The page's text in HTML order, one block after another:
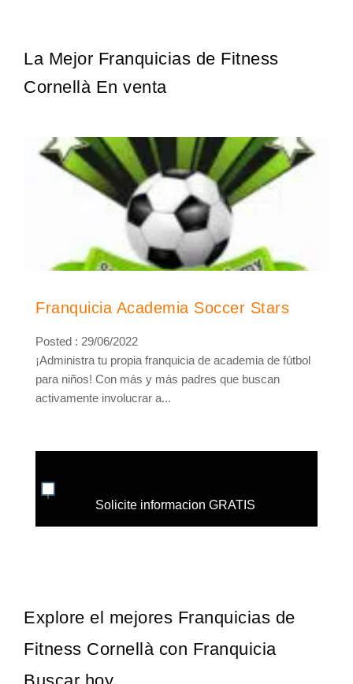
La Mejor Franquicias de Fitness
Cornellà En venta
Franquicia Academia Soccer Stars
Posted : 29/06/2022
¡Administra tu propia franquicia de academia de fútbol
para niños! Con más y más padres que buscan
activamente involucrar a...
Solicite informacion GRATIS
Explore el mejores Franquicias de
Fitness Cornellà con Franquicia